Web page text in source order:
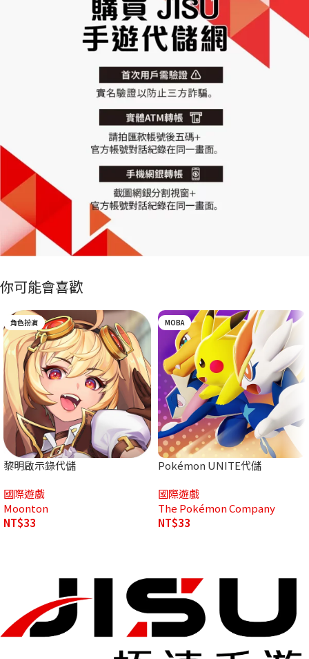
你可能會喜歡
角色扮演
黎明啟示錄代儲
國際遊戲
Moonton
NT$33
MOBA
Pokémon UNITE代儲
國際遊戲
The Pokémon Company
NT$33